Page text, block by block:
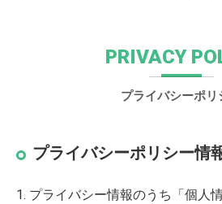
プライバシーポリ
PRIVACY
プライバシーポリシー情
1. プライバシー情報のうち「個人